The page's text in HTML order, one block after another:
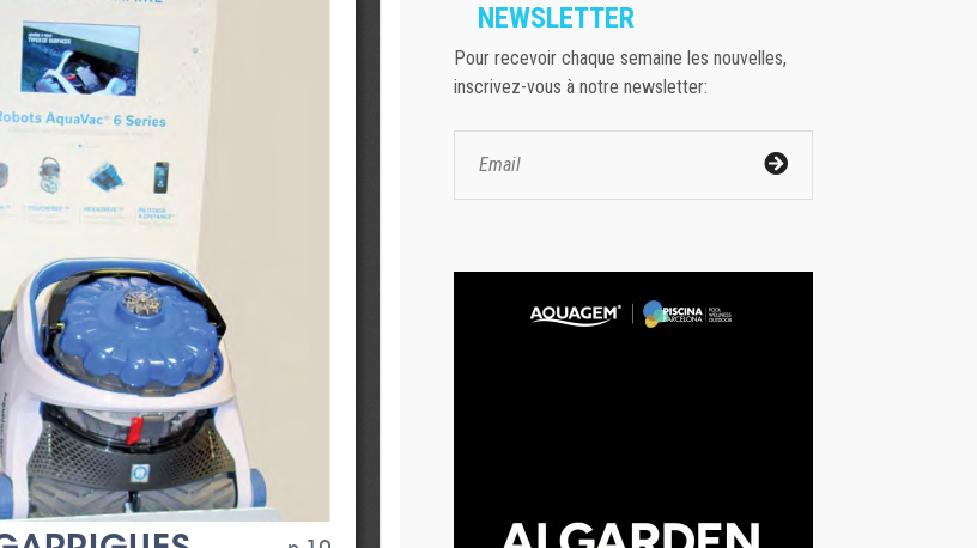
NEWSLETTER
Pour recevoir chaque semaine les nouvelles,
inscrivez-vous à notre newsletter: